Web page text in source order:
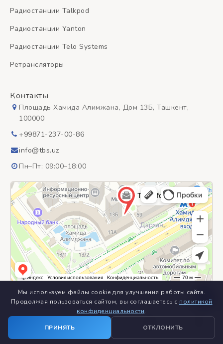
КАТЕГОРИИ
view_module build
Услуги
menu_book
Мы используем файлы cookie для улучшения работы сайта.
Продолжая пользоваться сайтом, вы соглашаетесь с политикой
конфиденциальности.
ПРИНЯТЬ ОТКЛОНИТЬ
Радиостанции Talkpod
Радиостанции Yanton
Радиостанции Telo Systems
Ретрансляторы
Контакты
Площадь Хамида Алимжана, Дом 13Б, Ташкент,
100000
+99871-237-00-86
info@tbs.uz
Пн–Пт: 09:00–18:00
ООО «TBS Inform» – специализированное
Все права защищены